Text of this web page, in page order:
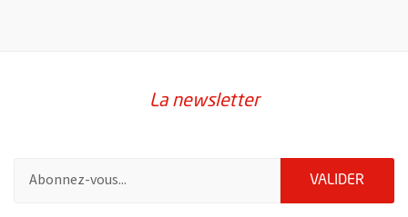
La newsletter
VALIDER